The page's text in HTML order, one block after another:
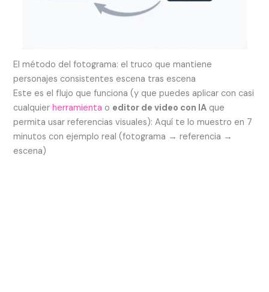
El método del fotograma: el truco que mantiene
personajes consistentes escena tras escena
Este es el flujo que funciona (y que puedes aplicar con casi
cualquierherramienta o editor de video con IA que
permita usar referencias visuales): Aquí te lo muestro en 7
minutos con ejemplo real (fotograma → referencia →
escena)